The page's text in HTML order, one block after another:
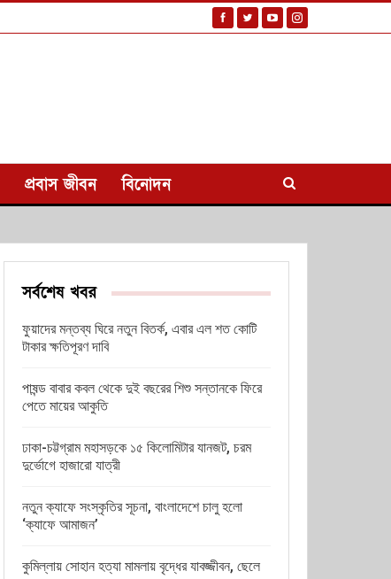
প্রবাস জীবন বিনোদন
সর্বশেষ খবর
ফুয়াদের মন্তব্য ঘিরে নতুন বিতর্ক, এবার এল শত কোটি
টাকার ক্ষতিপূরণ দাবি
পাষন্ড বাবার কবল থেকে দুই বছরের শিশু সন্তানকে ফিরে
পেতে মায়ের আকুতি
ঢাকা-চট্টগ্রাম মহাসড়কে ১৫ কিলোমিটার যানজট, চরম
দুর্ভোগে হাজারো যাত্রী
নতুন ক্যাফে সংস্কৃতির সূচনা, বাংলাদেশে চালু হলো
‘ক্যাফে আমাজন’
কুমিল্লায় সোহান হত্যা মামলায় বৃদ্ধের যাবজ্জীবন, ছেলে